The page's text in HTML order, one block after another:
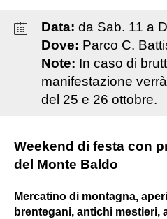
Data: da Sab. 11 a
Dove: Parco C.
Note: In caso di
manifestazione
del 25 e 26 ottobre.
Weekend di festa con
del Monte Baldo
Mercatino di montagna,
brentegani, antichi mestieri,